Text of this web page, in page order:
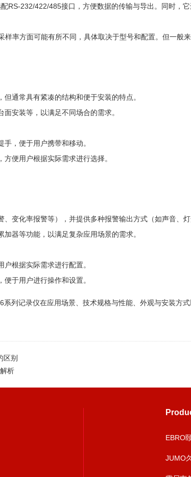
RS-232/422/485接口，方便数据的传输与导出。同时，
样率方面可能有所不同，具体取决于型号和配置。但一般
通常具有紧凑的结构和便于安装的特点。
安装等，以满足不同场合的需求。
，便于用户携带和移动。
便用户根据实际需求进行选择。
变化率报警等），并提供多种报警输出方式（如声音、灯
器等功能，以满足复杂应用场景的需求。
根据实际需求进行配置。
于用户进行操作和设置。
列记录仪在应用场景、技术规格与性能、外观与安装方
区别
析
JUMO